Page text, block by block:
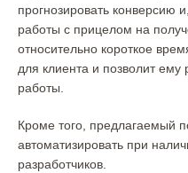
прогнозировать конверсию
работы с прицелом на
относительно короткое
для клиента и позволит
работы.
Кроме того, предлагаемый
автоматизировать при
разработчиков.